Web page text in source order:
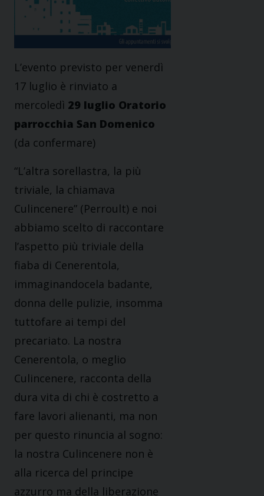
L’evento previsto per venerdì
17 luglio è rinviato a
mercoledì 29 luglio Oratorio
parrocchia San Domenico
(da confermare)
“L’altra sorellastra, la più
triviale, la chiamava
Culincenere” (Perroult) e noi
abbiamo scelto di raccontare
l’aspetto più triviale della
fiaba di Cenerentola,
immaginandocela badante,
donna delle pulizie, insomma
tuttofare ai tempi del
precariato. La nostra
Cenerentola, o meglio
Culincenere, racconta della
dura vita di chi è costretto a
fare lavori alienanti, ma non
per questo rinuncia al sogno:
la nostra Culincenere non è
alla ricerca del principe
azzurro ma della liberazione